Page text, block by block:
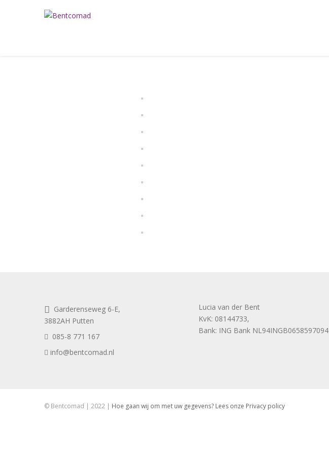
Garderenseweg 6-E,
3882AH Putten
085-8 771 167
info@bentcomad.nl
Lucia van der Bent
KvK: 08144733,
Bank: ING Bank NL94INGB0658597094
© Bentcomad | 2022 | Hoe gaan wij om met uw gegevens? Lees onze Privacy policy